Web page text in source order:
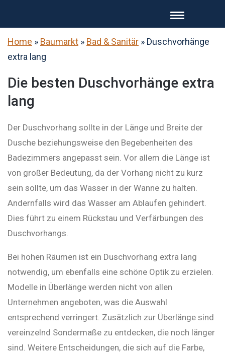
Home » Baumarkt » Bad & Sanitär » Duschvorhänge
extra lang
Die besten Duschvorhänge extra
lang
Der Duschvorhang sollte in der Länge und Breite der
Dusche beziehungsweise den Begebenheiten des
Badezimmers angepasst sein. Vor allem die Länge ist
von großer Bedeutung, da der Vorhang nicht zu kurz
sein sollte, um das Wasser in der Wanne zu halten.
Andernfalls wird das Wasser am Ablaufen gehindert.
Dies führt zu einem Rückstau und Verfärbungen des
Duschvorhangs.
Bei hohen Räumen ist ein Duschvorhang extra lang
notwendig, um ebenfalls eine schöne Optik zu erzielen.
Modelle in Überlänge werden nicht von allen
Unternehmen angeboten, was die Auswahl
entsprechend verringert. Zusätzlich zur Überlänge sind
vereinzelnd Sondermaße zu entdecken, die noch länger
sind. Weitere Entscheidungen, die sich auf die Farbe,